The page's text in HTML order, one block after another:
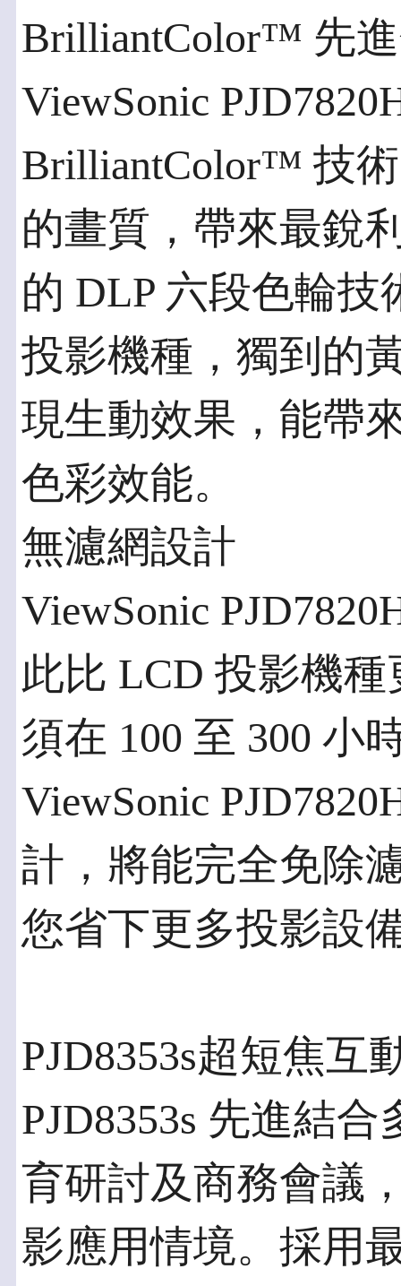
BrilliantColor™ 先
ViewSonic
BrilliantColor™ 技
的畫質，帶來最銳
的 DLP 六段色輪
投影機種，獨到的
現生動效果，能帶
色彩效能。
無濾網設計
ViewSonic
此比 LCD 投影機
須在 100 至 300 小
ViewSonic
計，將能完全免除
您省下更多投影設
PJD8353s超短焦互
PJD8353s 先進結
育研討及商務會議
影應用情境。採用